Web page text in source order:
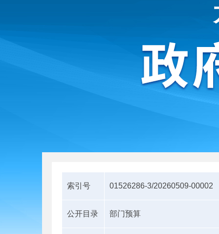
索引号 01526286-3/20260509-00002
公开目录 部门预算